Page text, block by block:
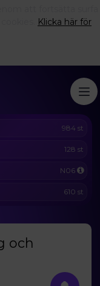
984 st
128 st
N06
610 st
och
Klicka här för